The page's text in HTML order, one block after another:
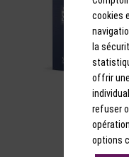
cookies
la
offrir
refuser
options